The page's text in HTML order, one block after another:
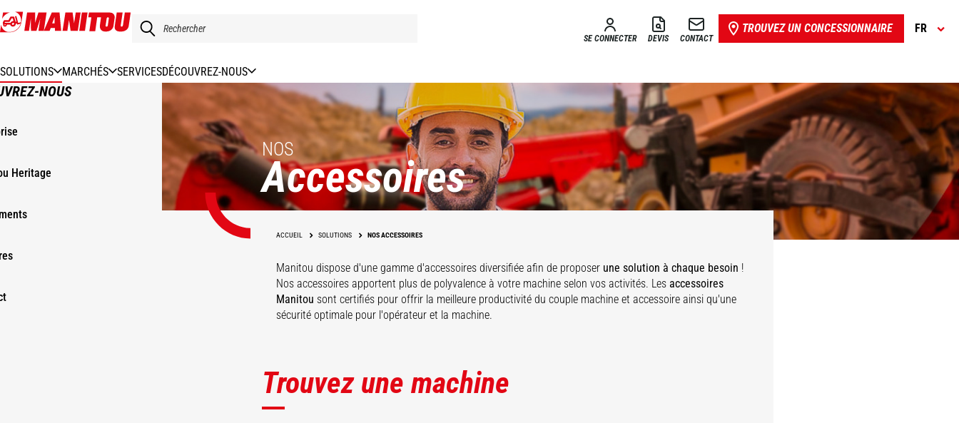
Aller
au
SE CONNECTER DEVIS CONTACT
TROUVEZ UN CONCESSIONNAIRE FR
SOLUTIONS MARCHÉS SERVICESDÉCOUVREZ-NOUS
NOUS
Heritage
NOS
Accessoires
ACCUEIL SOLUTIONS NOS ACCESSOIRES
Manitou dispose d'une gamme d'accessoires diversifiée afin de proposer une solution à chaque besoin !
Nos accessoires apportent plus de polyvalence à votre machine selon vos activités. Les accessoires
Manitou sont certifiés pour offrir la meilleure productivité du couple machine et accessoire ainsi qu'une
sécurité optimale pour l'opérateur et la machine.
Trouvez une machine